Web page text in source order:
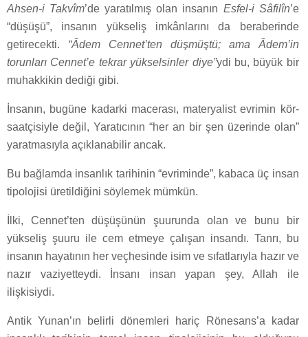
Ahsen-i Takvîm’de yaratılmış olan insanın Esfel-i Sâfilîn’e
“düşüşü”, insanın yükseliş imkânlarını da beraberinde
getirecekti. “Âdem Cennet’ten düşmüştü; ama Âdem’in
torunları Cennet’e tekrar yükselsinler diye”ydi bu, büyük bir
muhakkikin dediği gibi.
İnsanın, bugüne kadarki macerası, materyalist evrimin kör-
saatçisiyle değil, Yaratıcının “her an bir şen üzerinde olan”
yaratmasıyla açıklanabilir ancak.
Bu bağlamda insanlık tarihinin “evriminde”, kabaca üç insan
tipolojisi üretildiğini söylemek mümkün.
İlki, Cennet’ten düşüşünün şuurunda olan ve bunu bir
yükseliş şuuru ile cem etmeye çalışan insandı. Tanrı, bu
insanın hayatının her veçhesinde isim ve sıfatlarıyla hazır ve
nazır vaziyetteydi. İnsanı insan yapan şey, Allah ile
ilişkisiydi.
Antik Yunan’ın belirli dönemleri hariç Rönesans’a kadar